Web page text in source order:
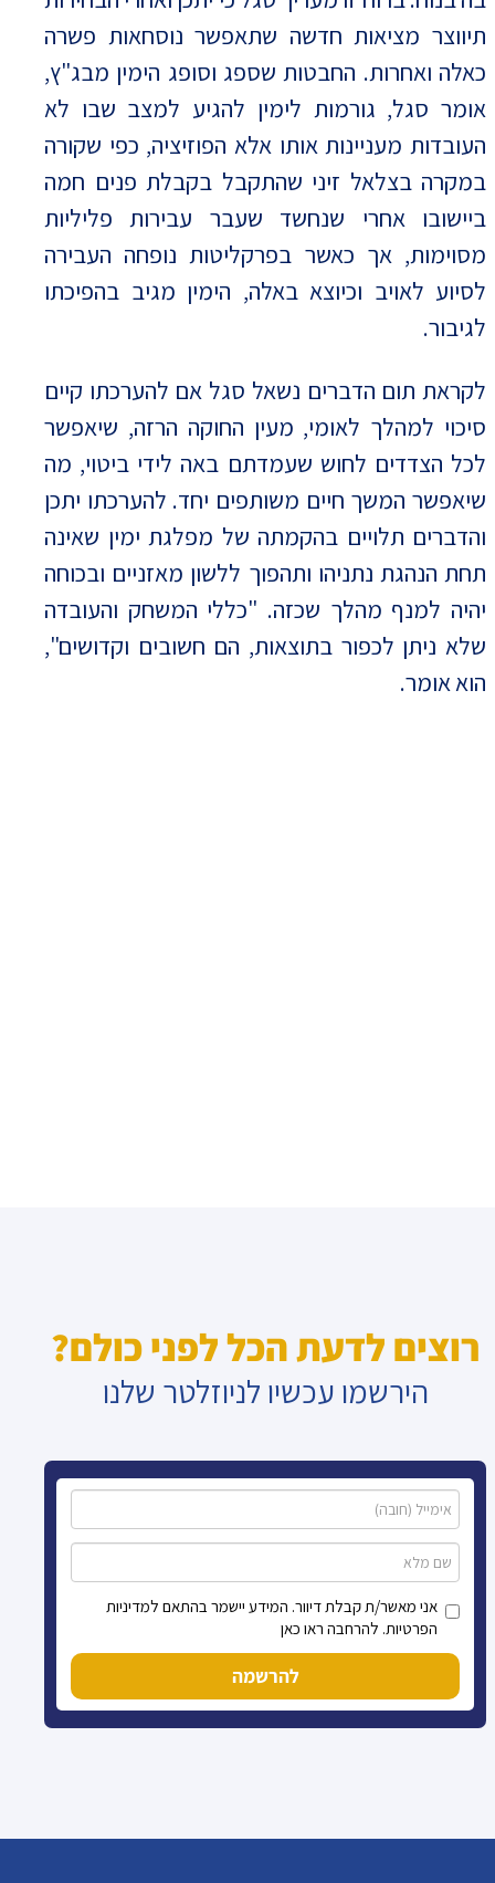
תיווצר מציאות חדשה שתאפשר נוסחאות פשרה
כאלה ואחרות. החבטות שספג וסופג הימין מבג"ץ,
אומר סגל, גורמות לימין להגיע למצב שבו לא
העובדות מעניינות אותו אלא הפוזיציה, כפי שקורה
במקרה בצלאל זיני שהתקבל בקבלת פנים חמה
ביישובו אחרי שנחשד שעבר עבירות פליליות
מסוימות, אך כאשר בפרקליטות נופחה העבירה
לסיוע לאויב וכיוצא באלה, הימין מגיב בהפיכתו
לגיבור.
לקראת תום הדברים נשאל סגל אם להערכתו קיים
סיכוי למהלך לאומי, מעין החוקה הרזה, שיאפשר
לכל הצדדים לחוש שעמדתם באה לידי ביטוי, מה
שיאפשר המשך חיים משותפים יחד. להערכתו יתכן
והדברים תלויים בהקמתה של מפלגת ימין שאינה
תחת הנהגת נתניהו ותהפוך ללשון מאזניים ובכוחה
יהיה למנף מהלך שכזה. "כללי המשחק והעובדה
שלא ניתן לכפור בתוצאות, הם חשובים וקדושים",
הוא אומר.
רוצים לדעת הכל לפני כולם?
הירשמו עכשיו לניוזלטר שלנו
אני מאשר/ת קבלת דיוור. המידע יישמר בהתאם למדיניות
הפרטיות. להרחבה ראו כאן
להרשמה